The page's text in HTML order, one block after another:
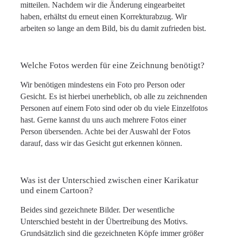
mitteilen. Nachdem wir die Änderung eingearbeitet
haben, erhältst du erneut einen Korrekturabzug. Wir
arbeiten so lange an dem Bild, bis du damit zufrieden bist.
Welche Fotos werden für eine Zeichnung benötigt?
Wir benötigen mindestens ein Foto pro Person oder
Gesicht. Es ist hierbei unerheblich, ob alle zu zeichnenden
Personen auf einem Foto sind oder ob du viele Einzelfotos
hast. Gerne kannst du uns auch mehrere Fotos einer
Person übersenden. Achte bei der Auswahl der Fotos
darauf, dass wir das Gesicht gut erkennen können.
Was ist der Unterschied zwischen einer Karikatur
und einem Cartoon?
Beides sind gezeichnete Bilder. Der wesentliche
Unterschied besteht in der Übertreibung des Motivs.
Grundsätzlich sind die gezeichneten Köpfe immer größer